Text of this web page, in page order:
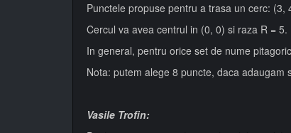
Punctele propuse pentru a trasa un cerc:
Cercul va avea centrul in (0, 0) si raza R = 5.
In general, pentru orice set de nume
Nota: putem alege 8 puncte, daca adaugam
Vasile Trofin: